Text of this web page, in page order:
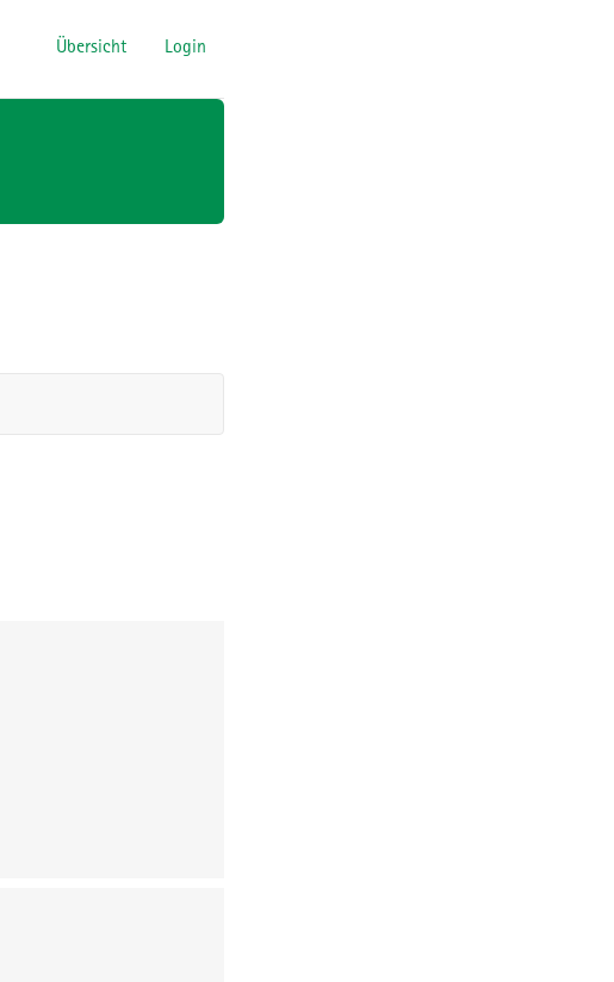
Übersicht Login